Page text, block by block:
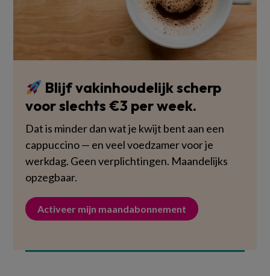
Blijf vakinhoudelijk scherp
voor slechts €3 per week.
Dat is minder dan wat je kwijt bent aan een
cappuccino — en veel voedzamer voor je
werkdag. Geen verplichtingen. Maandelijks
opzegbaar.
Activeer mijn maandabonnement